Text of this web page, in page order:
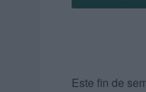
Este fin de